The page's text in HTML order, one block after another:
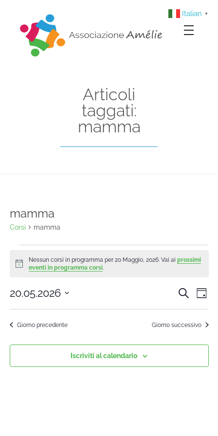
Articoli
taggati:
mamma
mamma
Corsi mamma
Notice
Nessun corsi in programma per 20 Maggio, 2026. Vai ai prossimi
eventi in programma corsi.
Cerca
20.05.2026
Seleziona
Giorno precedente Giorno successivo
Iscriviti al calendario
Italian ▼